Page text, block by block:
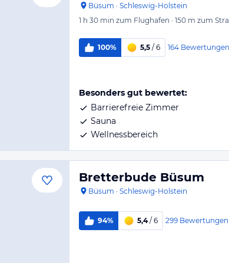
Büsum · Schleswig-Holstein
1 h 30 min zum Flughafen · 150 m zum
100% 5,5 / 6 164 Bewertungen
Besonders gut bewertet:
Barrierefreie Zimmer
Sauna
Wellnessbereich
Bretterbude Büsum
Büsum · Schleswig-Holstein
94% 5,4/ 6 299 Bewertungen